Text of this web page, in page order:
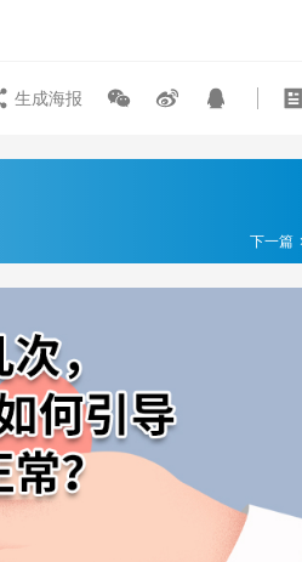
生成海报
下一篇